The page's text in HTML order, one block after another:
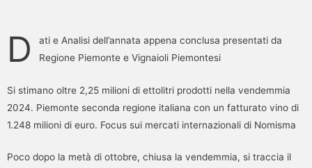
D
ati e Analisi dell’annata appena conclusa presentati da
Regione Piemonte e Vignaioli Piemontesi
Si stimano oltre 2,25 milioni di ettolitri prodotti nella vendemmia
2024. Piemonte seconda regione italiana con un fatturato vino di
1.248 milioni di euro. Focus sui mercati internazionali di Nomisma
Poco dopo la metà di ottobre, chiusa la vendemmia, si traccia il